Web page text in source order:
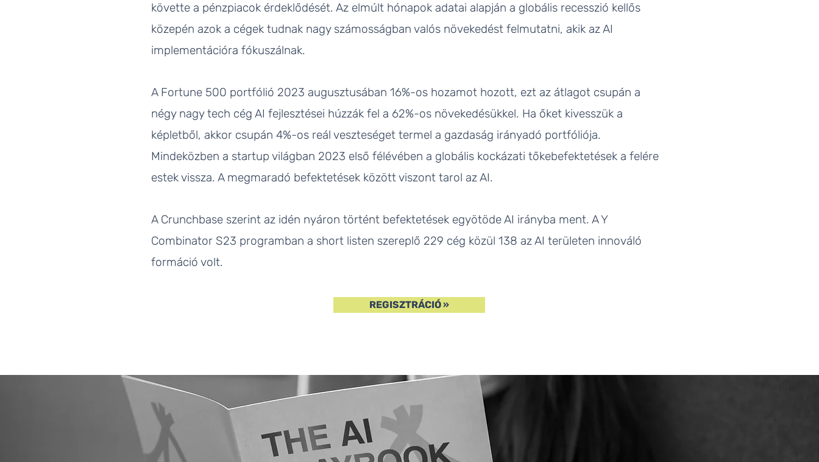
követte a pénzpiacok érdeklődését. Az elmúlt hónapok adatai alapján a globális recesszió kellős
közepén azok a cégek tudnak nagy számosságban valós növekedést felmutatni, akik az AI
implementációra fókuszálnak.
A Fortune 500 portfólió 2023 augusztusában 16%-os hozamot hozott, ezt az átlagot csupán a
négy nagy tech cég AI fejlesztései húzzák fel a 62%-os növekedésükkel. Ha őket kivesszük a
képletből, akkor csupán 4%-os reál veszteséget termel a gazdaság irányadó portfóliója.
Mindeközben a startup világban 2023 első félévében a globális kockázati tőkebefektetések a felére
estek vissza. A megmaradó befektetések között viszont tarol az AI.
A Crunchbase szerint az idén nyáron történt befektetések egyötöde AI irányba ment. A Y
Combinator S23 programban a short listen szereplő 229 cég közül 138 az AI területen innováló
formáció volt.
REGISZTRÁCIÓ »